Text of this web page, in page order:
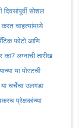
सोशल
चाहत्यांमध्ये
फोटो आणि
लग्नाची तारीख
या पोस्टची
चर्चेचा उलगडा
प्रेक्षकांच्या